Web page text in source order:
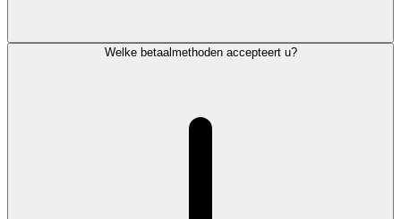
Welke betaalmethoden accepteert u?